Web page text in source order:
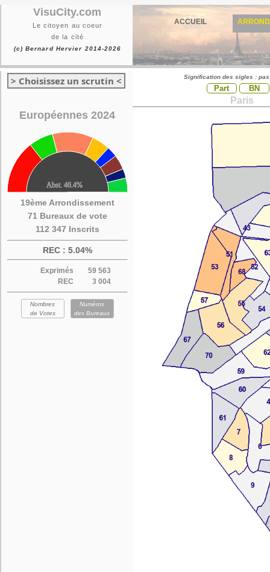
VisuCity.com
Le citoyen au coeur
de la cité
(c) Bernard Hervier 2014-2026
ACCUEIL
> Choisissez un scrutin <
Européennes 2024
19ème Arrondissement
71 Bureaux de vote
112 347 Inscrits
REC : 5.04%
Exprimés
59 563
REC
3 004
Nombres
de Votes
Numéros
des Bureaux
Signification des sigles :
Part BN
Paris